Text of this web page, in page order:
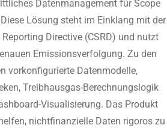
Datenmanagement für Scope
Lösung steht im Einklang mit der
Directive (CSRD) und nutzt
Emissionsverfolgung. Zu den
vorkonfigurierte Datenmodelle,
Treibhausgas-Berechnungslogik
Visualisierung. Das Produkt
nichtfinanzielle Daten rigoros zu